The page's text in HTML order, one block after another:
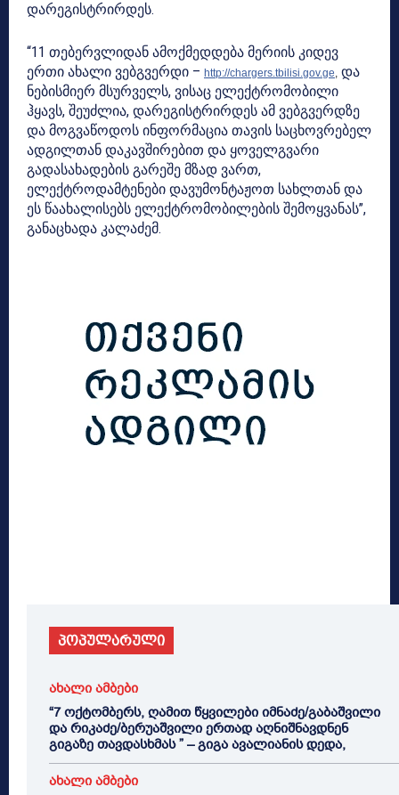
დარეგისტრირდეს.
“11 თებერვლიდან ამოქმედდება მერიის კიდევ
ერთი ახალი ვებგვერდი – http://chargers.tbilisi.gov.ge, და
ნებისმიერ მსურველს, ვისაც ელექტრომობილი
ჰყავს, შეუძლია, დარეგისტრირდეს ამ ვებგვერდზე
და მოგვაწოდოს ინფორმაცია თავის საცხოვრებელ
ადგილთან დაკავშირებით და ყოველგვარი
გადასახადების გარეშე მზად ვართ,
ელექტროდამტენები დავუმონტაჟოთ სახლთან და
ეს წაახალისებს ელექტრომობილების შემოყვანას”,
განაცხადა კალაძემ.
პოპულარული
ახალი ამბები
“7 ოქტომბერს, ღამით წყვილები იმნაძე/გაბაშვილი
და რიკაძე/ბერუაშვილი ერთად აღნიშნავდნენ
გიგაზე თავდასხმას ” – გიგა ავალიანის დედა,
ახალი ამბები